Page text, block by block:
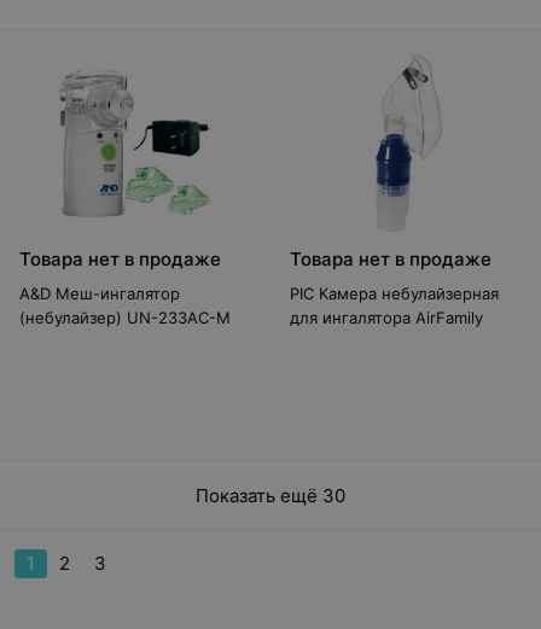
Товара нет в продаже
A&D Меш-ингалятор
(небулайзер) UN-233AC-M
Товара нет в продаже
PIC Камера небулайзерная
для ингалятора AirFamily
Показать ещё 30
1 2 3